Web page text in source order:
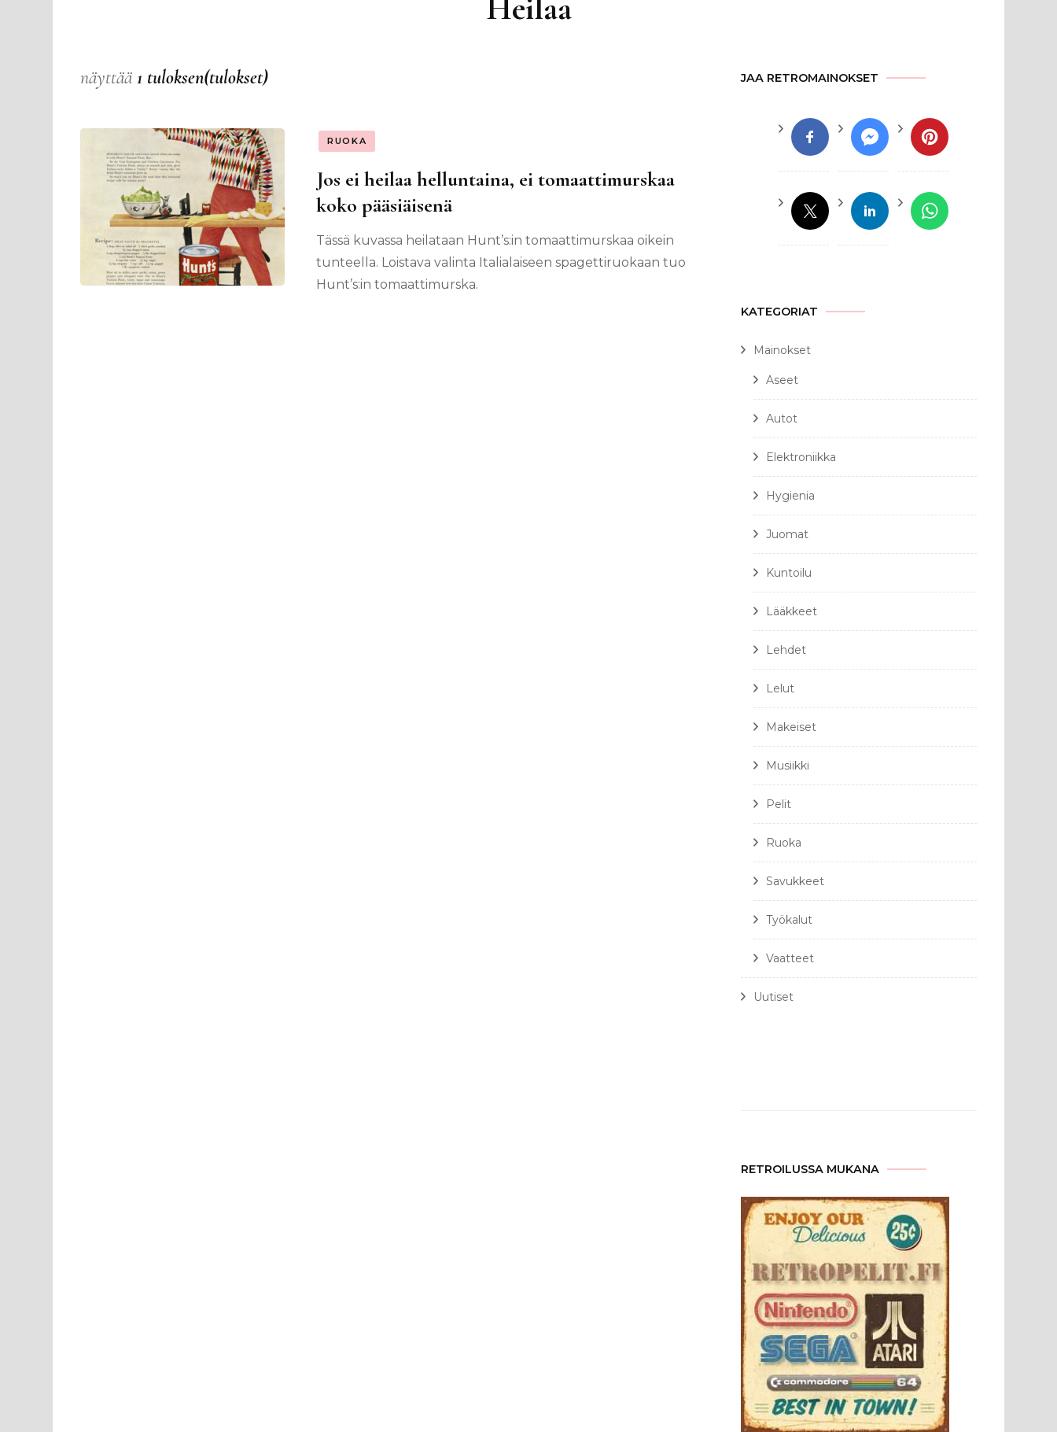
näyttää 1 tuloksen(tulokset)
RUOKA
Jos ei heilaa helluntaina, ei tomaattimurskaa
koko pääsiäisenä
Tässä kuvassa heilataan Hunt’s:in tomaattimurskaa oikein
tunteella. Loistava valinta Italialaiseen spagettiruokaan tuo
Hunt’s:in tomaattimurska.
JAA RETROMAINOKSET
KATEGORIAT
Mainokset
Aseet
Autot
Elektroniikka
Hygienia
Juomat
Kuntoilu
Lääkkeet
Lehdet
Lelut
Makeiset
Musiikki
Pelit
Ruoka
Savukkeet
Työkalut
Vaatteet
Uutiset
RETROILUSSA MUKANA